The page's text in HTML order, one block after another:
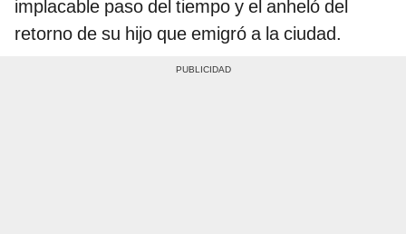
implacable paso del tiempo y el anheló del
retorno de su hijo que emigró a la ciudad.